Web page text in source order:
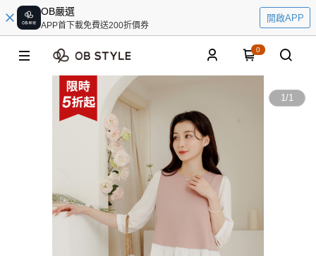
OB嚴選
APP首下載免費送200折價券
開啟APP
0
1/1